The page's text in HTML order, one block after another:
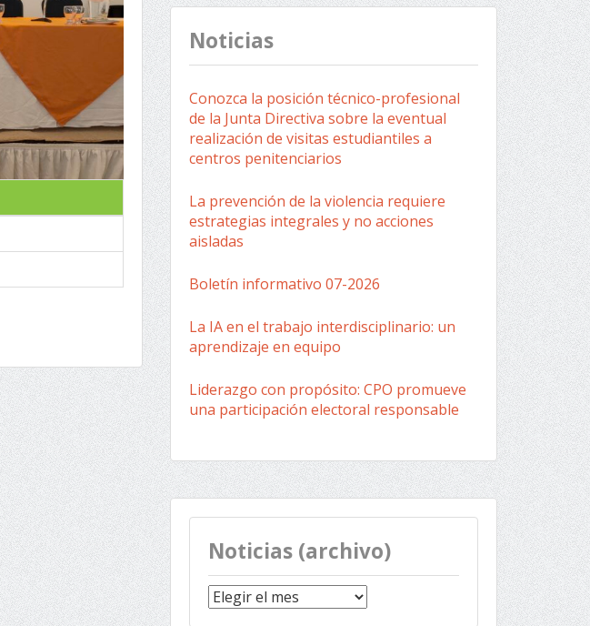
Noticias
Conozca la posición técnico-profesional
de la Junta Directiva sobre la eventual
realización de visitas estudiantiles a
centros penitenciarios
La prevención de la violencia requiere
estrategias integrales y no acciones
aisladas
Boletín informativo 07-2026
La IA en el trabajo interdisciplinario: un
aprendizaje en equipo
Liderazgo con propósito: CPO promueve
una participación electoral responsable
Noticias (archivo)
Noticias
(archivo)